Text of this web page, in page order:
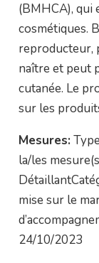
(BMHCA), qui
cosmétiques.
reproducteur,
naître et peut
cutanée. Le
sur les
Mesures:
la/les
mise sur le
24/10/2023